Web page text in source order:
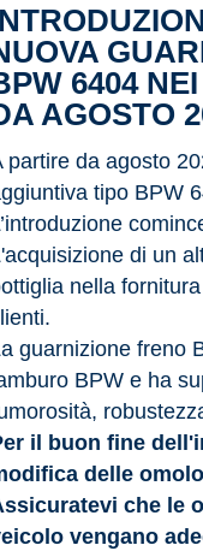
6404
AGOSTO
partire da agosto
tipo BPW
di un
nella
guarnizione freno
BPW e ha
il buon fine
delle
che le
vengano